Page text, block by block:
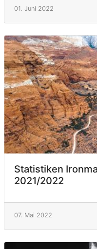
01. Juni 2022
Statistiken
2021/2022
07. Mai 2022